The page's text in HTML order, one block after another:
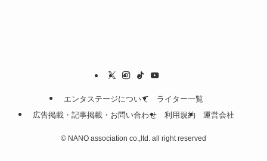
エンタステージについて
ライター一覧
広告掲載・記事掲載・お問い合わせ
利用規約 運営会社
© NANO association co.,ltd. all right reserved